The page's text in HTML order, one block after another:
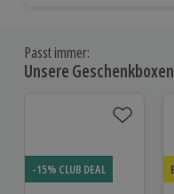
Passt immer:
Unsere Geschenkboxen
-15% CLUB DEAL